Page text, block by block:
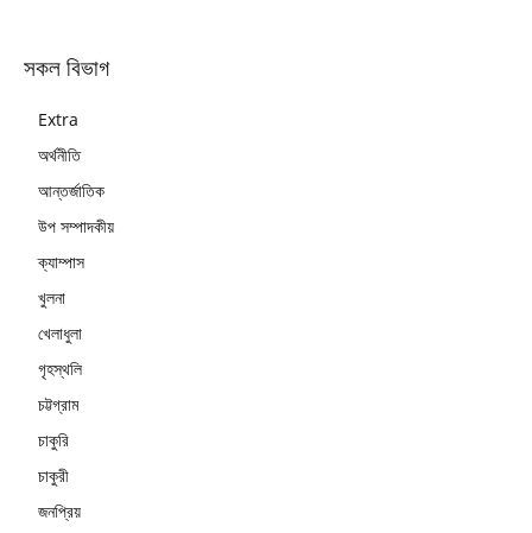
সকল বিভাগ
Extra
অর্থনীতি
আন্তর্জাতিক
উপ সম্পাদকীয়
ক্যাম্পাস
খুলনা
খেলাধুলা
গৃহস্থলি
চট্টগ্রাম
চাকুরি
চাকুরী
জনপ্রিয়